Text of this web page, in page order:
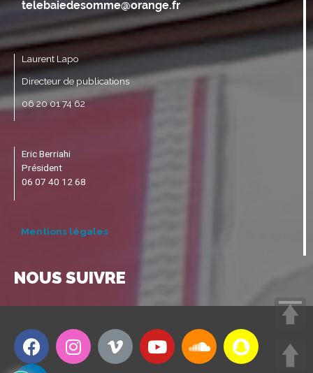
Laurent Lapo
Directeur de publications
06 20 01 74 62
Eric Berriahi
Président
06 07 40 12 68
Mentions légales
NOUS SUIVRE